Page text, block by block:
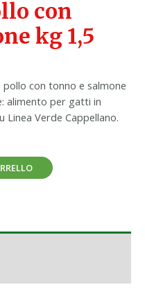
con
kg 1,5
con tonno e salmone
alimento per gatti in
Linea Verde Cappellano.